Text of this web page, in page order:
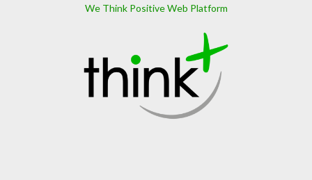
We Think Positive Web Platform